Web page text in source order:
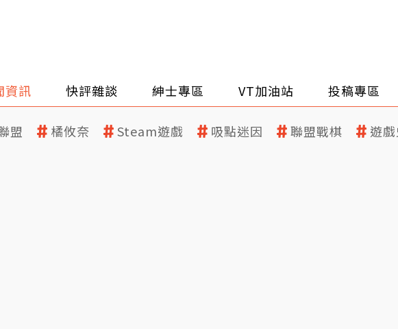
資訊 快評雜談 紳士專區 VT加油站 投稿專區
盟 橘攸奈 Steam遊戲 吸點迷因 聯盟戰棋 遊